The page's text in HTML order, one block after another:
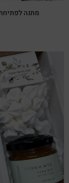
מתנה